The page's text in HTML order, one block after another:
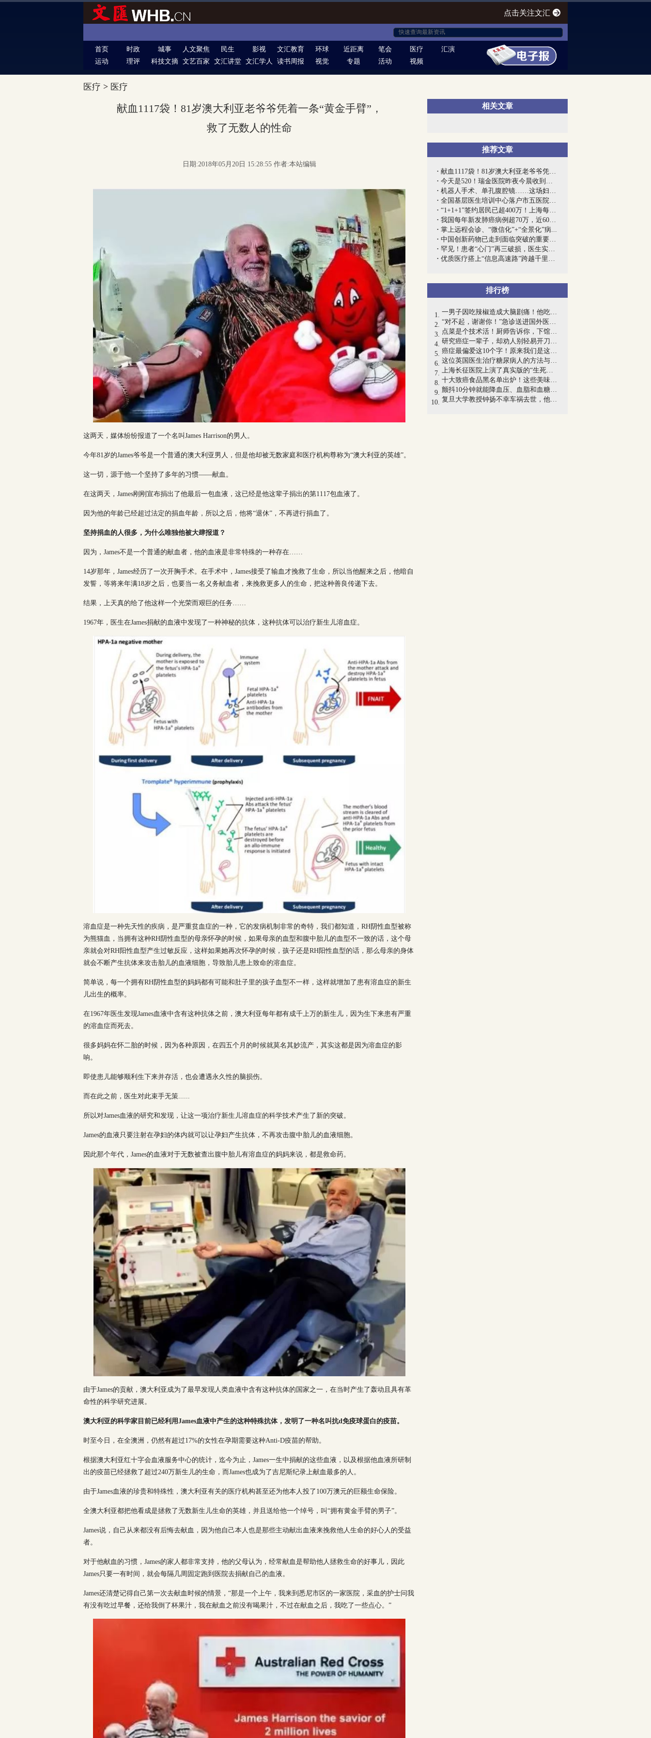
点击关注文汇
首页 时政 城事 人文聚焦 民生 影视 文汇教育 环球 近距离 笔会 医疗
汇演
运动
理评 科技文摘 文艺百家 文汇讲堂 文汇学人 读书周报 视觉 专题 活动 视频
医疗 > 医疗
相关文章
推荐文章
献血1117袋！81岁澳大利亚老爷爷凭着一条...
今天是520！瑞金医院昨夜今晨收到大量鲜...
机器人手术、单孔腹腔镜……这场妇产科的...
全国基层医生培训中心落户市五医院，助力...
“1+1+1”签约居民已超400万！上海每万人...
我国每年新发肺癌病例超70万，近60万人死...
掌上远程会诊、“微信化”+“全景化”病...
中国创新药物已走到面临突破的重要关口，...
罕见！患者“心门”再三破损，医生实施“...
优质医疗搭上“信息高速路”跨越千里，西...
排行榜
一男子因吃辣椒造成大脑剧痛！他吃了一个...
“对不起，谢谢你！”急诊送进国外医院，...
点菜是个技术活！厨师告诉你，下馆子这四...
研究癌症一辈子，却劝人别轻易开刀，快来...
癌症最偏爱这10个字！原来我们是这样把癌...
这位英国医生治疗糖尿病人的方法与官方指...
上海长征医院上演了真实版的“生死时速”...
十大致癌食品黑名单出炉！这些美味都不能...
颤抖10分钟就能降血压、血脂和血糖，相当...
复旦大学教授钟扬不幸车祸去世，他倒在了...
献血1117袋！81岁澳大利亚老爷爷凭着一条“黄金手臂”，
救了无数人的性命
日期:2018年05月20日 15:28:55 作者:本站编辑
这两天，媒体纷纷报道了一个名叫James Harrison的男人。
今年81岁的James爷爷是一个普通的澳大利亚男人，但是他却被无数家庭和医疗机构尊称为“澳大利亚的英雄”。
这一切，源于他一个坚持了多年的习惯——献血。
在这两天，James刚刚宣布捐出了他最后一包血液，这已经是他这辈子捐出的第1117包血液了。
因为他的年龄已经超过法定的捐血年龄，所以之后，他将“退休”，不再进行捐血了。
坚持捐血的人很多，为什么唯独他被大肆报道？
因为，James不是一个普通的献血者，他的血液是非常特殊的一种存在……
14岁那年，James经历了一次开胸手术。在手术中，James接受了输血才挽救了生命，所以当他醒来之后，他暗自
发誓，等将来年满18岁之后，也要当一名义务献血者，来挽救更多人的生命，把这种善良传递下去。
结果，上天真的给了他这样一个光荣而艰巨的任务……
1967年，医生在James捐献的血液中发现了一种神秘的抗体，这种抗体可以治疗新生儿溶血症。
溶血症是一种先天性的疾病，是严重贫血症的一种，它的发病机制非常的奇特，我们都知道，RH阴性血型被称
为熊猫血，当拥有这种RH阴性血型的母亲怀孕的时候，如果母亲的血型和腹中胎儿的血型不一致的话，这个母
亲就会对RH阳性血型产生过敏反应，这样如果她再次怀孕的时候，孩子还是RH阳性血型的话，那么母亲的身体
就会不断产生抗体来攻击胎儿的血液细胞，导致胎儿患上致命的溶血症。
简单说，每一个拥有RH阴性血型的妈妈都有可能和肚子里的孩子血型不一样，这样就增加了患有溶血症的新生
儿出生的概率。
在1967年医生发现James血液中含有这种抗体之前，澳大利亚每年都有成千上万的新生儿，因为生下来患有严重
的溶血症而死去。
很多妈妈在怀二胎的时候，因为各种原因，在四五个月的时候就莫名其妙流产，其实这都是因为溶血症的影
响。
即使患儿能够顺利生下来并存活，也会遭遇永久性的脑损伤。
而在此之前，医生对此束手无策......
所以对James血液的研究和发现，让这一项治疗新生儿溶血症的科学技术产生了新的突破。
James的血液只要注射在孕妇的体内就可以让孕妇产生抗体，不再攻击腹中胎儿的血液细胞。
因此那个年代，James的血液对于无数被查出腹中胎儿有溶血症的妈妈来说，都是救命药。
由于James的贡献，澳大利亚成为了最早发现人类血液中含有这种抗体的国家之一，在当时产生了轰动且具有革
命性的科学研究进展。
澳大利亚的科学家目前已经利用James血液中产生的这种特殊抗体，发明了一种名叫抗d免疫球蛋白的疫苗。
时至今日，在全澳洲，仍然有超过17%的女性在孕期需要这种Anti-D疫苗的帮助。
根据澳大利亚红十字会血液服务中心的统计，迄今为止，James一生中捐献的这些血液，以及根据他血液所研制
出的疫苗已经拯救了超过240万新生儿的生命，而James也成为了吉尼斯纪录上献血最多的人。
由于James血液的珍贵和特殊性，澳大利亚有关的医疗机构甚至还为他本人投了100万澳元的巨额生命保险。
全澳大利亚都把他看成是拯救了无数新生儿生命的英雄，并且送给他一个绰号，叫“拥有黄金手臂的男子”。
James说，自己从来都没有后悔去献血，因为他自己本人也是那些主动献出血液来挽救他人生命的好心人的受益
者。
对于他献血的习惯，James的家人都非常支持，他的父母认为，经常献血是帮助他人拯救生命的好事儿，因此
James只要一有时间，就会每隔几周固定跑到医院去捐献自己的血液。
James还清楚记得自己第一次去献血时候的情景，“那是一个上午，我来到悉尼市区的一家医院，采血的护士问我
有没有吃过早餐，还给我倒了杯果汁，我在献血之前没有喝果汁，不过在献血之后，我吃了一些点心。”